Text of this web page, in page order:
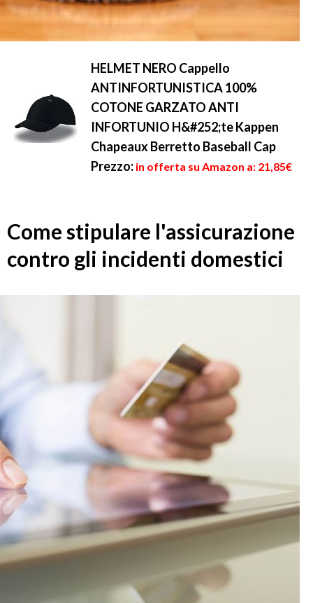
HELMET NERO Cappello
ANTINFORTUNISTICA 100%
COTONE GARZATO ANTI
INFORTUNIO H&#252;te Kappen
Chapeaux Berretto Baseball Cap
Prezzo: in offerta su Amazon a: 21,85€
Come stipulare l'assicurazione
contro gli incidenti domestici